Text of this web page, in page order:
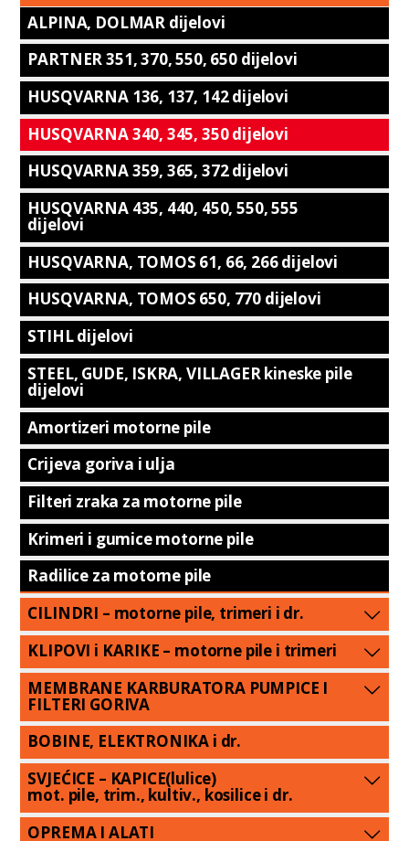
ALPINA, DOLMAR dijelovi
PARTNER 351, 370, 550, 650 dijelovi
HUSQVARNA 136, 137, 142 dijelovi
HUSQVARNA 340, 345, 350 dijelovi
HUSQVARNA 359, 365, 372 dijelovi
HUSQVARNA 435, 440, 450, 550, 555
dijelovi
HUSQVARNA, TOMOS 61, 66, 266 dijelovi
HUSQVARNA, TOMOS 650, 770 dijelovi
STIHL dijelovi
STEEL, GUDE, ISKRA, VILLAGER kineske pile
dijelovi
Amortizeri motorne pile
Crijeva goriva i ulja
Filteri zraka za motorne pile
Krimeri i gumice motorne pile
Radilice za motorne pile
CILINDRI – motorne pile, trimeri i dr.
KLIPOVI i KARIKE – motorne pile i trimeri
MEMBRANE KARBURATORA PUMPICE I
FILTERI GORIVA
BOBINE, ELEKTRONIKA i dr.
SVJEĆICE – KAPICE(lulice)
mot. pile, trim., kultiv., kosilice i dr.
OPREMA I ALATI